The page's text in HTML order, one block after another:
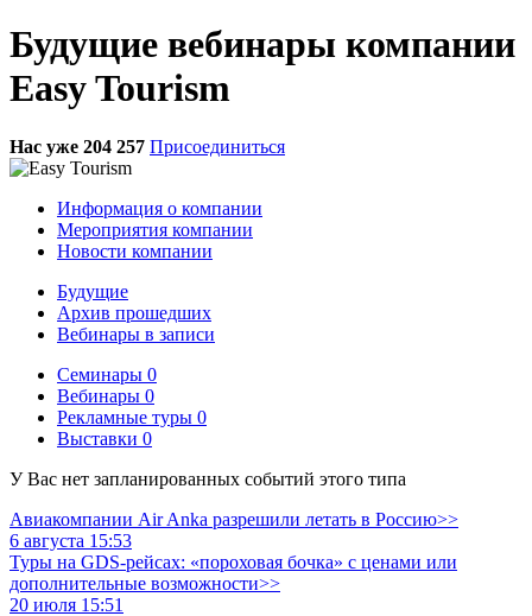
Будущие вебинары компании
Easy Tourism
Нас уже 204 257 Присоединиться
Информация о компании
Мероприятия компании
Новости компании
Будущие
Архив прошедших
Вебинары в записи
Семинары 0
Вебинары 0
Рекламные туры 0
Выставки 0
У Вас нет запланированных событий этого типа
Авиакомпании Air Anka разрешили летать в Россию>>
6 августа 15:53
Туры на GDS-рейсах: «пороховая бочка» с ценами или
дополнительные возможности>>
20 июля 15:51